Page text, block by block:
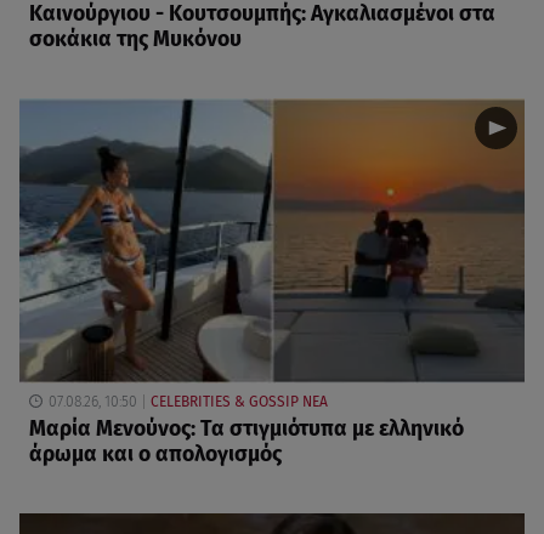
Καινούργιου - Κουτσουμπής: Αγκαλιασμένοι στα
σοκάκια της Μυκόνου
07.08.26, 10:50 CELEBRITIES & GOSSIP ΝΕΑ
Μαρία Μενούνος: Τα στιγμιότυπα με ελληνικό
άρωμα και ο απολογισμός